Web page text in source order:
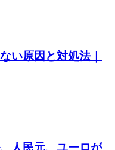
い原因と対処法｜
人民元、ユーロが